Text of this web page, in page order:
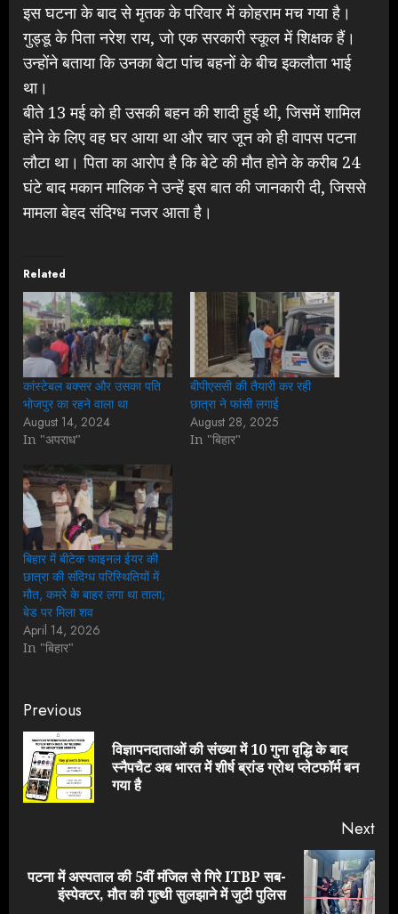
इस घटना के बाद से मृतक के परिवार में कोहराम मच गया है।
गुड्डू के पिता नरेश राय, जो एक सरकारी स्कूल में शिक्षक हैं।
उन्होंने बताया कि उनका बेटा पांच बहनों के बीच इकलौता भाई
था।
बीते 13 मई को ही उसकी बहन की शादी हुई थी, जिसमें शामिल
होने के लिए वह घर आया था और चार जून को ही वापस पटना
लौटा था। पिता का आरोप है कि बेटे की मौत होने के करीब 24
घंटे बाद मकान मालिक ने उन्हें इस बात की जानकारी दी, जिससे
मामला बेहद संदिग्ध नजर आता है।
Related
कांस्टेबल बक्सर और उसका पति
भोजपुर का रहने वाला था
August 14, 2024
In "अपराध"
बीपीएससी की तैयारी कर रही
छात्रा ने फांसी लगाई
August 28, 2025
In "बिहार"
बिहार में बीटेक फाइनल ईयर की
छात्रा की संदिग्ध परिस्थितियों में
मौत, कमरे के बाहर लगा था ताला;
बेड पर मिला शव
April 14, 2026
In "बिहार"
Continue
Reading
Previous
विज्ञापनदाताओं की संख्या में 10 गुना वृद्धि के बाद
स्नैपचैट अब भारत में शीर्ष ब्रांड ग्रोथ प्लेटफॉर्म बन
गया है
Next
Next
post:
पटना में अस्पताल की 5वीं मंजिल से गिरे ITBP सब-
इंस्पेक्टर, मौत की गुत्थी सुलझाने में जुटी पुलिस